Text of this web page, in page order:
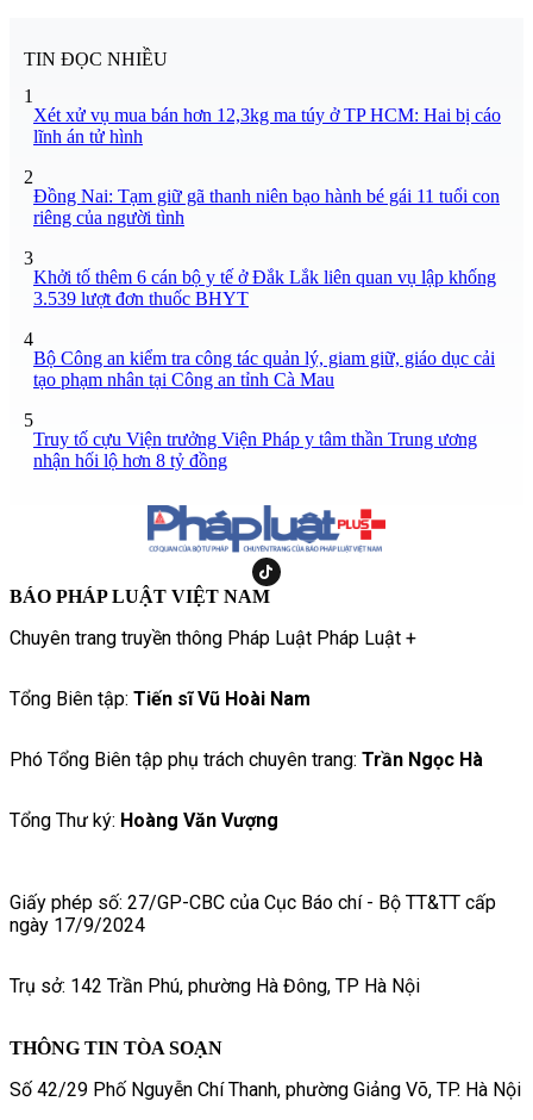
TIN ĐỌC NHIỀU
1
Xét xử vụ mua bán hơn 12,3kg ma túy ở TP HCM: Hai bị cáo
lĩnh án tử hình
2
Đồng Nai: Tạm giữ gã thanh niên bạo hành bé gái 11 tuổi con
riêng của người tình
3
Khởi tố thêm 6 cán bộ y tế ở Đắk Lắk liên quan vụ lập khống
3.539 lượt đơn thuốc BHYT
4
Bộ Công an kiểm tra công tác quản lý, giam giữ, giáo dục cải
tạo phạm nhân tại Công an tỉnh Cà Mau
5
Truy tố cựu Viện trưởng Viện Pháp y tâm thần Trung ương
nhận hối lộ hơn 8 tỷ đồng
BÁO PHÁP LUẬT VIỆT NAM
Chuyên trang truyền thông Pháp Luật Pháp Luật +
Tổng Biên tập: Tiến sĩ Vũ Hoài Nam
Phó Tổng Biên tập phụ trách chuyên trang: Trần Ngọc Hà
Tổng Thư ký: Hoàng Văn Vượng
Giấy phép số: 27/GP-CBC của Cục Báo chí - Bộ TT&TT cấp
ngày 17/9/2024
Trụ sở: 142 Trần Phú, phường Hà Đông, TP Hà Nội
THÔNG TIN TÒA SOẠN
Số 42/29 Phố Nguyễn Chí Thanh, phường Giảng Võ, TP. Hà Nội